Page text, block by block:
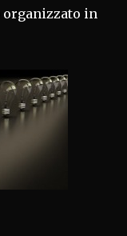
organizzato in